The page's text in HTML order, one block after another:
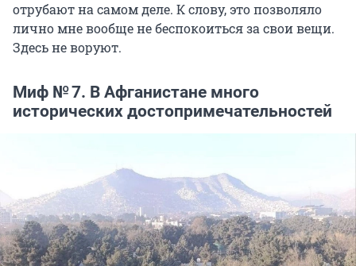
отрубают на самом деле. К слову, это позволяло
лично мне вообще не беспокоиться за свои вещи.
Здесь не воруют.
Миф № 7. В Афганистане много
исторических достопримечательностей